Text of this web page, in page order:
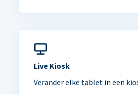
Live Kiosk
Verander elke tablet in een